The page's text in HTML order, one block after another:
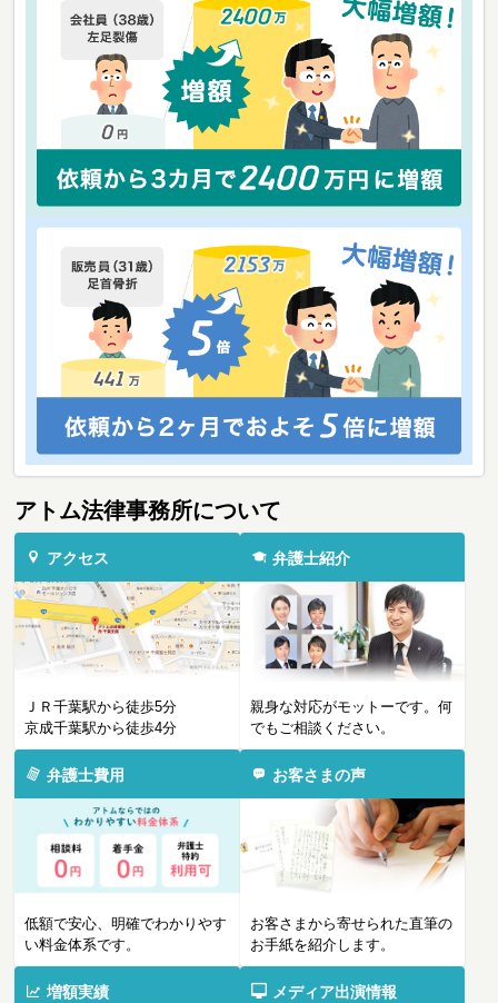
アトム法律事務所について
アクセス
ＪＲ千葉駅から徒歩5分
京成千葉駅から徒歩4分
弁護士紹介
親身な対応がモットーです。何
でもご相談ください。
弁護士費用
低額で安心、明確でわかりやす
い料金体系です。
お客さまの声
お客さまから寄せられた直筆の
お手紙を紹介します。
増額実績 メディア出演情報